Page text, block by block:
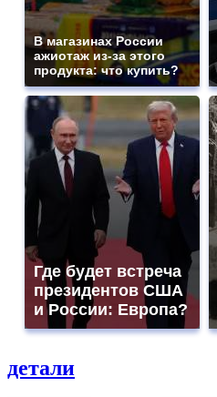
В магазинах России
ажиотаж из-за этого
продукта: что купить?
Где будет встреча
президентов США
и России: Европа?
детали